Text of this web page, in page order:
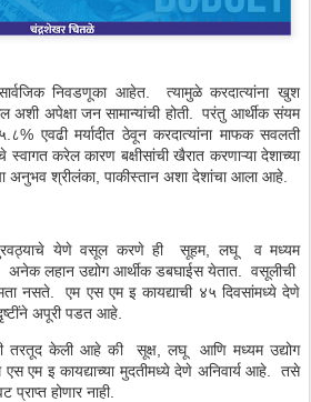
निवडणूका आहेत. त्यामुळे करदात्यांना खुश
अशी अपेक्षा जन सामान्यांची होती. परंतु आर्थीक संयम
एवढी मर्यादीत ठेवून करदात्यांना माफक सवलती
करेल कारण बक्षीसांची खैरात करणाऱ्या देशाच्या
अनुभव श्रीलंका, पाकीस्तान अशा देशांचा आला आहे.
पुरवठ्याचे येणे वसूल करणे ही सूहम, लघू व मध्यम
अनेक लहान उद्योग आर्थीक डबघाईस येतात. वसूलीची
नसते. एम एस एम इ कायद्याची ४५ दिवसांमध्ये देणे
अपूरी पडत आहे.
तरतूद केली आहे की सूक्ष, लघू आणि मध्यम उद्योग
एम इ कायद्याच्या मुदतीमध्ये देणे अनिवार्य आहे. तसे
होणार नाही.